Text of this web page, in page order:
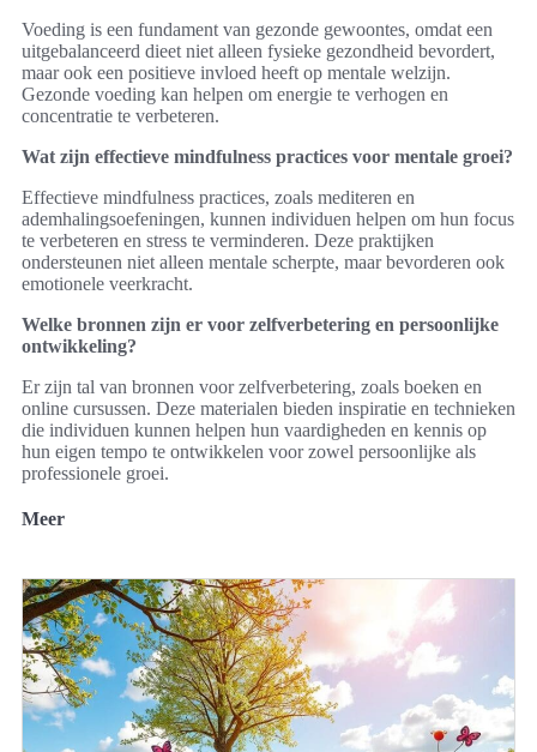
Voeding is een fundament van gezonde gewoontes, omdat een
uitgebalanceerd dieet niet alleen fysieke gezondheid bevordert,
maar ook een positieve invloed heeft op mentale welzijn.
Gezonde voeding kan helpen om energie te verhogen en
concentratie te verbeteren.
Wat zijn effectieve mindfulness practices voor mentale groei?
Effectieve mindfulness practices, zoals mediteren en
ademhalingsoefeningen, kunnen individuen helpen om hun focus
te verbeteren en stress te verminderen. Deze praktijken
ondersteunen niet alleen mentale scherpte, maar bevorderen ook
emotionele veerkracht.
Welke bronnen zijn er voor zelfverbetering en persoonlijke
ontwikkeling?
Er zijn tal van bronnen voor zelfverbetering, zoals boeken en
online cursussen. Deze materialen bieden inspiratie en technieken
die individuen kunnen helpen hun vaardigheden en kennis op
hun eigen tempo te ontwikkelen voor zowel persoonlijke als
professionele groei.
Meer